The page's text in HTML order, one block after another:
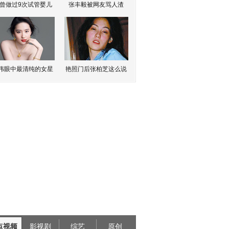
做过9次试管婴儿 张丰毅被网友骂人渣
眼中最清纯的女星 艳照门后张柏芝这么说
视频 影视剧 综艺 原创